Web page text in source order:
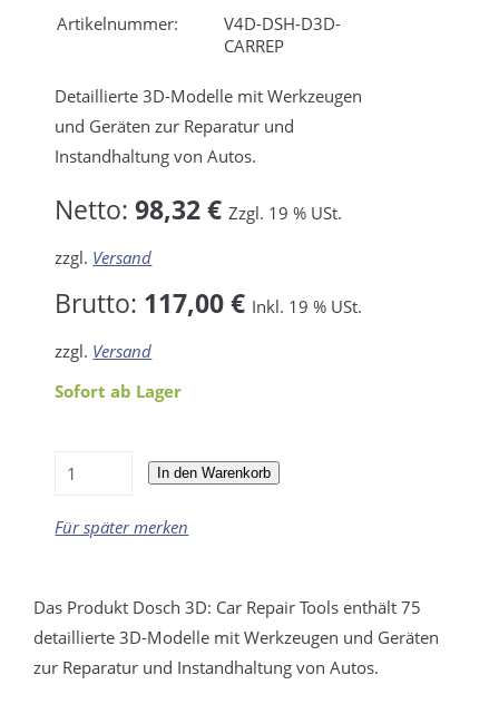
Artikelnummer:
V4D-DSH-D3D-
CARREP
Detaillierte 3D-Modelle mit Werkzeugen
und Geräten zur Reparatur und
Instandhaltung von Autos.
Netto:98,32 € Zzgl. 19 % USt.
zzgl. Versand
Brutto: 117,00 € Inkl. 19 % USt.
zzgl. Versand
Sofort ab Lager
In den Warenkorb
Für später merken
Das Produkt Dosch 3D: Car Repair Tools enthält 75
detaillierte 3D-Modelle mit Werkzeugen und Geräten
zur Reparatur und Instandhaltung von Autos.